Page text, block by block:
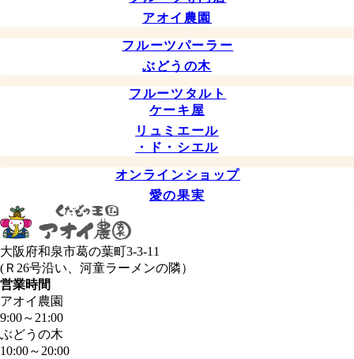
アオイ農園
フルーツパーラー
ぶどうの木
フルーツタルト
ケーキ屋
リュミエール
・ド・シエル
オンラインショップ
愛の果実
大阪府和泉市葛の葉町3-3-11
(Ｒ26号沿い、河童ラーメンの隣）
営業時間
アオイ農園
9:00～ 21:00
ぶどうの木
10:00～ 20:00